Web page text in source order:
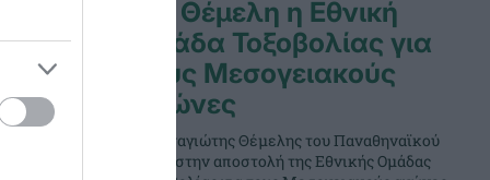
που
Νίκαιας,
Με Θέμελη η Εθνική
Ομάδα Τοξοβολίας για
τους Μεσογειακούς
αγώνες
Ο Παναγιώτης Θέμελης του Παναθηναϊκού
είναι στην αποστολή της Εθνικής Ομάδας